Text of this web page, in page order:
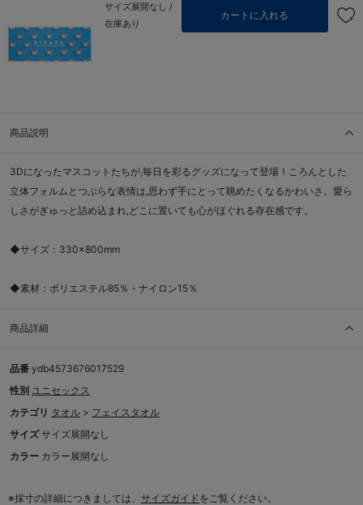
サイズ展開なし /
在庫あり
カートに入れる
商品説明
3Dになったマスコットたちが,毎日を彩るグッズになって登場！ころんとした
立体フォルムとつぶらな表情は,思わず手にとって眺めたくなるかわいさ。愛ら
しさがぎゅっと詰め込まれ,どこに置いても心がほぐれる存在感です。
◆サイズ：330×800mm
◆素材：ポリエステル85％・ナイロン15％
商品詳細
品番 ydb4573676017529
性別 ユニセックス
カテゴリ タオル > フェイスタオル
サイズ サイズ展開なし
カラー カラー展開なし
※採寸の詳細につきましては、 サイズガイドをご覧ください。